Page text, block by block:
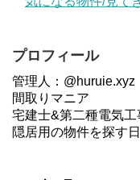
プロフィール
管理人：@huruie.xyz
間取りマニア
宅建士&第二種電気工
隠居用の物件を探す日